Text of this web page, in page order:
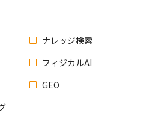
ナレッジ検索
フィジカルAI
GEO